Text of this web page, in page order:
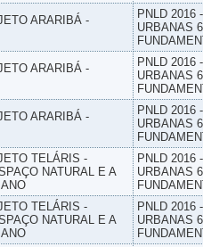
ARARIBÁ -
PNLD 2016
URBANAS
ARARIBÁ -
PNLD 2016
URBANAS
ARARIBÁ -
PNLD 2016
URBANAS
TELÁRIS -
NATURAL E A
PNLD 2016
URBANAS
TELÁRIS -
NATURAL E A
PNLD 2016
URBANAS